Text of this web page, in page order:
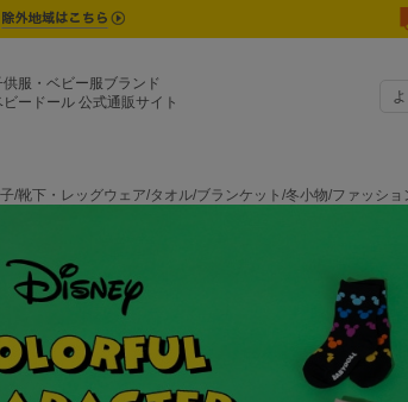
供服・ベビー服ブランド
ビードール 公式通販サイト
/靴下・レッグウェア/タオル/ブランケット/冬小物/ファッショ